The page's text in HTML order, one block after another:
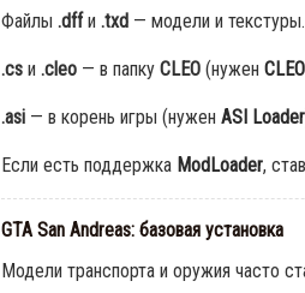
Файлы .dffи .txd— модели и текстуры.
.csи .cleo— в папку CLEO(нужен
.asi— в корень игры (нужен ASI Loader
Если есть поддержка ModLoader,
GTA San Andreas: базовая установка
Модели транспорта и оружия часто